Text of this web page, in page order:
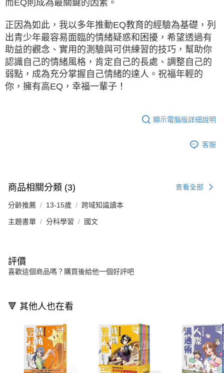
而EQ則成為最關鍵的因素。
正因為如此，我以多年推動EQ教育的經驗為基礎，列
出青少年最容易面臨的情緒疑惑和困擾，希望透過有
助益的觀念、實用的測驗與可供練習的技巧，幫助你
認識自己的情緒風格，肯定自己的長處、調整自己的
弱點，成為充分掌握自己情緒的達人。祝福年輕的
你，擁有高EQ，幸福一輩子！
顯示電腦版詳細說明
客服
商品相關分類 (3) 查看全部
分齡推薦 13-15歲 跨域知識讀本
主題書單 分科學習 國文
評價
喜歡這個商品嗎？購買後給他一個好評吧
🔻 其他人也在看